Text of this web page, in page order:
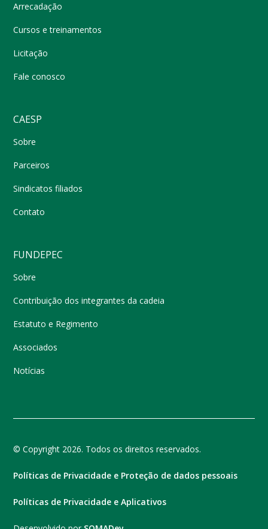
Arrecadação
Cursos e treinamentos
Licitação
Fale conosco
CAESP
Sobre
Parceiros
Sindicatos filiados
Contato
FUNDEPEC
Sobre
Contribuição dos integrantes da cadeia
Estatuto e Regimento
Associados
Notícias
© Copyright 2026. Todos os direitos reservados.
Políticas de Privacidade e Proteção de dados pessoais
Políticas de Privacidade e Aplicativos